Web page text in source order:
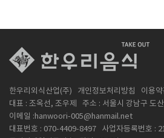
한우리외식산업(주) 개인정보처리방침
이용약
대표 : 조옥선, 조우제
주소 : 서울시 강남구 도
이메일 :hanwoori-005@hanmail.net
대표번호 : 070-4409-8497
사업자등록번호 :